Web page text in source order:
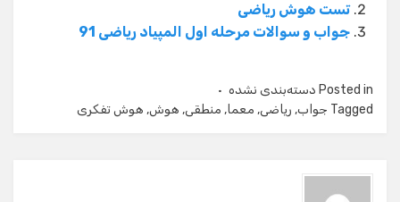
تست هوش ریاضی
جواب و سوالات مرحله اول المپیاد ریاضی 91
Posted in دسته‌بندی نشده
Tagged جواب, ریاضی, معما, منطقی, هوش, هوش تفکری